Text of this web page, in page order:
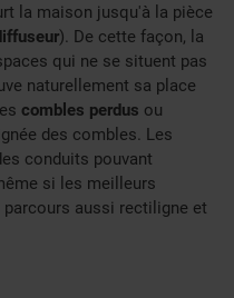
la maison jusqu'à la pièce
). De cette façon, la
qui ne se situent pas
naturellement sa place
combles perdus ou
des combles. Les
conduits pouvant
si les meilleurs
aussi rectiligne et